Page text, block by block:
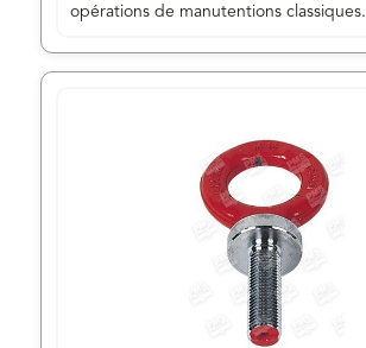
opérations de manutentions classiques.